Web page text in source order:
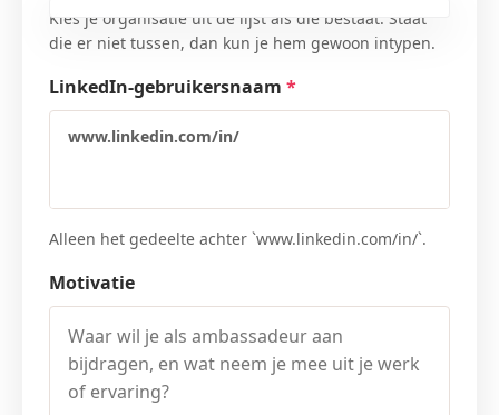
Kies je organisatie uit de lijst als die bestaat. Staat
die er niet tussen, dan kun je hem gewoon intypen.
LinkedIn-gebruikersnaam *
www.linkedin.com/in/
Alleen het gedeelte achter `www.linkedin.com/in/`.
Motivatie